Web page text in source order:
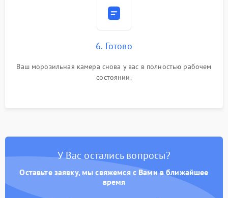
6. Готово
Ваш морозильная камера снова у вас в полностью рабочем
состоянии.
У Вас остались вопросы?
Оставьте заявку, мы свяжемся с Вами в ближайшее
время